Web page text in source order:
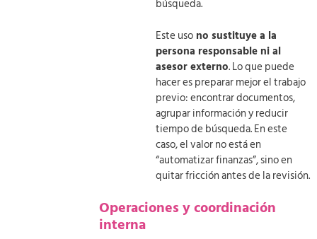
búsqueda.
Este uso no sustituye a la
persona responsable ni al
asesor externo. Lo que puede
hacer es preparar mejor el trabajo
previo: encontrar documentos,
agrupar información y reducir
tiempo de búsqueda. En este
caso, el valor no está en
“automatizar finanzas”, sino en
quitar fricción antes de la revisión.
Operaciones y coordinación
interna